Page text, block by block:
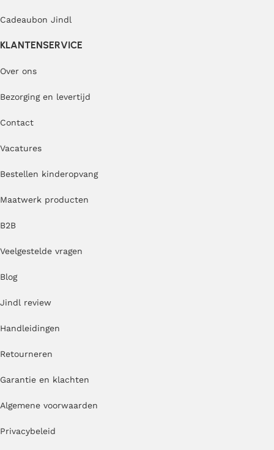
Cadeaubon Jindl
KLANTENSERVICE
Over ons
Bezorging en levertijd
Contact
Vacatures
Bestellen kinderopvang
Maatwerk producten
B2B
Veelgestelde vragen
Blog
Jindl review
Handleidingen
Retourneren
Garantie en klachten
Algemene voorwaarden
Privacybeleid